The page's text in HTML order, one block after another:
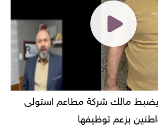
يضبط مالك شركة مطاعم استولى
بزعم توظيفها